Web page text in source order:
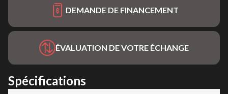
DEMANDE DE FINANCEMENT
ÉVALUATION DE VOTRE ÉCHANGE
Spécifications